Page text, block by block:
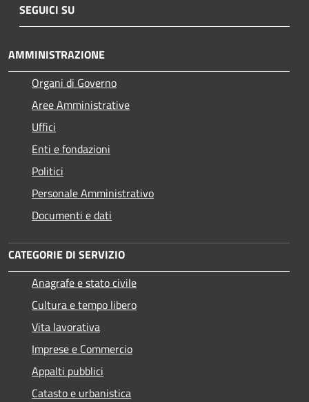
SEGUICI SU
AMMINISTRAZIONE
Organi di Governo
Aree Amministrative
Uffici
Enti e fondazioni
Politici
Personale Amministrativo
Documenti e dati
CATEGORIE DI SERVIZIO
Anagrafe e stato civile
Cultura e tempo libero
Vita lavorativa
Imprese e Commercio
Appalti pubblici
Catasto e urbanistica